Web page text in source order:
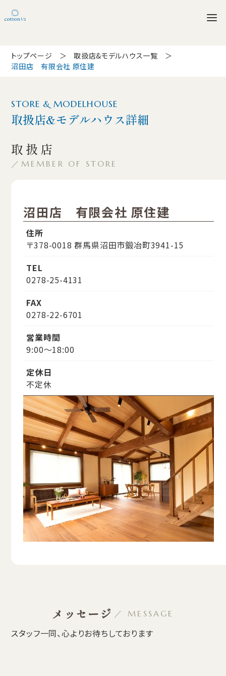
トップページ
取扱店&モデルハウス一覧
沼田店 有限会社 原住建
STORE & MODELHOUSE
取扱店&モデルハウス詳細
取扱店
MEMBER OF STORE
沼田店 有限会社 原住建
住所
〒378-0018 群馬県沼田市鍛冶町3941-15
TEL
0278-25-4131
FAX
0278-22-6701
営業時間
9:00～18:00
定休日
不定休
メッセージ ／ MESSAGE
スタッフ一同、心よりお待ちしております